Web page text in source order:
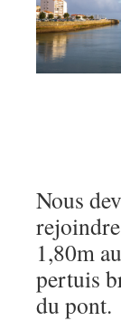
Nous
1,80m
pertuis
du pont.